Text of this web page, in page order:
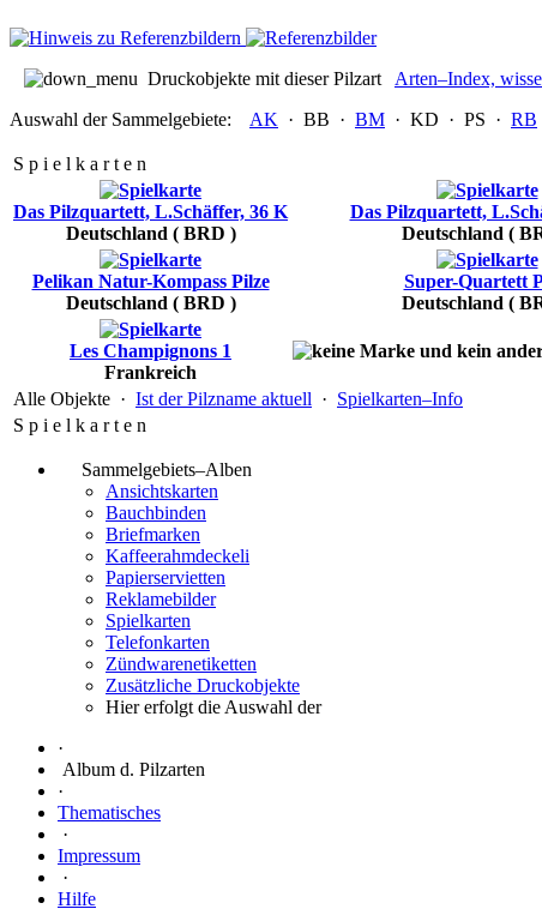
Druckobjekte mit dieser Pilzart Arten–Index,
Auswahl der Sammelgebiete:
AK · BB · BM · KD · PS · RB
S p i e l k a r t e n
Das Pilzquartett, L.Schäffer, 36 K
Deutschland ( BRD )
Das Pilzquartett,
Deutschland (
Pelikan Natur-Kompass Pilze
Deutschland ( BRD )
Super-Quartett
Deutschland (
Les Champignons 1
Frankreich
Alle Objekte · Ist der Pilzname aktuell · Spielkarten–Info
S p i e l k a r t e n
Sammelgebiets–Alben
Ansichtskarten
Bauchbinden
Briefmarken
Kaffeerahmdeckeli
Papierservietten
Reklamebilder
Spielkarten
Telefonkarten
Zündwarenetiketten
Zusätzliche Druckobjekte
Hier erfolgt die Auswahl der
·
Album d. Pilzarten
·
Thematisches
·
Impressum
·
Hilfe